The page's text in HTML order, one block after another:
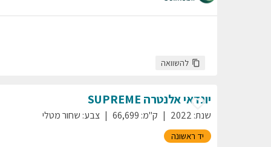
להשוואה
יונדאיאלנטרה SUPREME
שנת:
2022 ק"מ:
66,699 צבע: שחור מטלי
יד ראשונה